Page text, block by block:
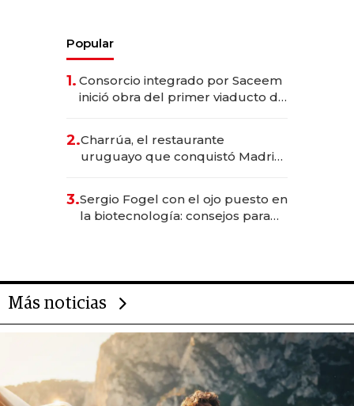
Popular
1. Consorcio integrado por Saceem
inició obra del primer viaducto de
millones
2.Charrúa, el restaurante
uruguayo que conquistó Madrid:
anticipación y prepara apertura
3.Sergio Fogel con el ojo puesto en
la biotecnología: consejos para
Más noticias